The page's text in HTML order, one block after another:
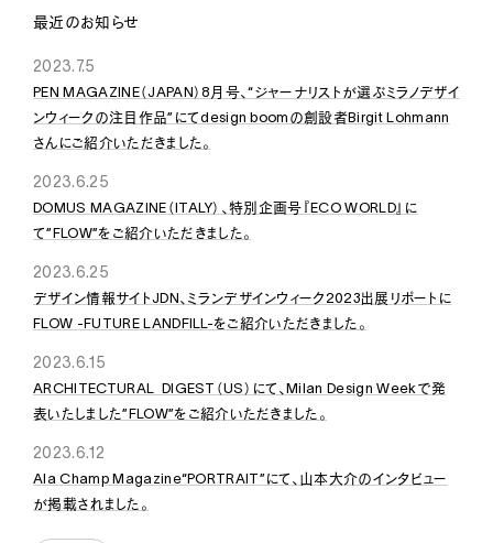
最近のお知らせ
2023.7.5
PEN MAGAZINE（JAPAN）8月号、“ジャーナリストが選ぶミラノデザイ
ンウィークの注目作品”にてdesign boomの創設者Birgit Lohmann
さんにご紹介いただきました。
2023.6.25
DOMUS MAGAZINE（ITALY）、特別企画号『ECO WORLD』に
て”FLOW”をご紹介いただきました。
2023.6.25
デザイン情報サイトJDN、ミランデザインウィーク2023出展リポートに
FLOW -FUTURE LANDFILL-をご紹介いただきました。
2023.6.15
ARCHITECTURAL DIGEST（US）にて、Milan Design Weekで発
表いたしました”FLOW”をご紹介いただきました。
2023.6.12
Ala Champ Magazine“PORTRAIT”にて、山本大介のインタビュー
が掲載されました。